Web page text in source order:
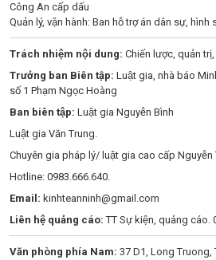
Công An cấp dấu
Quản lý, vận hành: Ban hỗ trợ án dân sự, hình
Trách nhiệm nội dung: Chiến lược, quản
Trưởng ban Biên tập: Luật gia, nhà báo
số 1 Phạm Ngọc Hoàng
Ban biên tập: Luật gia Nguyễn Bình
Luật gia Văn Trung.
Chuyên gia pháp lý/ luật gia cao cấp Nguyễn
Hotline: 0983.666.640.
Email: kinhteanninh@gmail.com
Liên hệ quảng cáo: TT Sự kiện, quảng cáo.
Văn phòng phía Nam: 37 D1, Long Truong,